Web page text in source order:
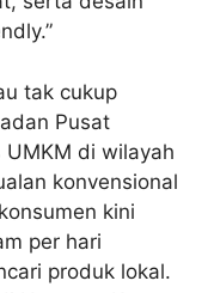
tak cukup
Pusat
di wilayah
konvensional
kini
per hari
produk lokal.